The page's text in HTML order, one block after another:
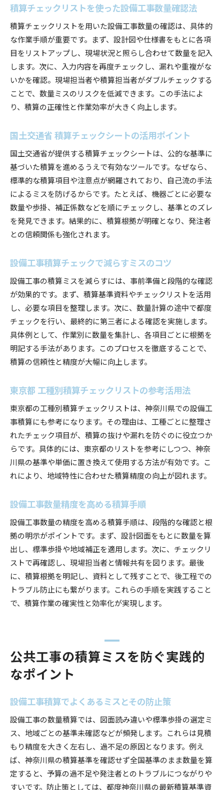
積算チェックリストを使った設備工事数量確認法
積算チェックリストを用いた設備工事数量の確認は、具体的
な作業手順が重要です。まず、設計図や仕様書をもとに各項
目をリストアップし、現場状況と照らし合わせて数量を記入
します。次に、入力内容を再度チェックし、漏れや重複がな
いかを確認。現場担当者や積算担当者がダブルチェックする
ことで、数量ミスのリスクを低減できます。この手法によ
り、積算の正確性と作業効率が大きく向上します。
国土交通省 積算チェックシートの活用ポイント
国土交通省が提供する積算チェックシートは、公的な基準に
基づいた積算を進めるうえで有効なツールです。なぜなら、
標準的な積算項目や注意点が網羅されており、自己流の手法
によるミスを防げるからです。たとえば、機器ごとに必要な
数量や歩掛、補正係数などを順にチェックし、基準とのズレ
を発見できます。結果的に、積算根拠が明確となり、発注者
との信頼関係も強化されます。
設備工事積算チェックで減らすミスのコツ
設備工事の積算ミスを減らすには、事前準備と段階的な確認
が効果的です。まず、積算基準資料やチェックリストを活用
し、必要な項目を整理します。次に、数量計算の途中で都度
チェックを行い、最終的に第三者による確認を実施します。
具体例として、作業別に数量を集計し、各項目ごとに根拠を
明記する手法があります。このプロセスを徹底することで、
積算の信頼性と精度が大幅に向上します。
東京都 工種別積算チェックリストの参考活用法
東京都の工種別積算チェックリストは、神奈川県での設備工
事積算にも参考になります。その理由は、工種ごとに整理さ
れたチェック項目が、積算の抜けや漏れを防ぐのに役立つか
らです。具体的には、東京都のリストを参考にしつつ、神奈
川県の基準や単価に置き換えて使用する方法が有効です。こ
れにより、地域特性に合わせた積算精度の向上が図れます。
設備工事数量精度を高める積算手順
設備工事数量の精度を高める積算手順は、段階的な確認と根
拠の明示がポイントです。まず、設計図面をもとに数量を算
出し、標準歩掛や地域補正を適用します。次に、チェックリ
ストで再確認し、現場担当者と情報共有を図ります。最後
に、積算根拠を明記し、資料として残すことで、後工程での
トラブル防止にも繋がります。これらの手順を実践すること
で、積算作業の確実性と効率化が実現します。
公共工事の積算ミスを防ぐ実践的
なポイント
設備工事積算でよくあるミスとその防止策
設備工事の数量積算では、図面読み違いや標準歩掛の選定ミ
ス、地域ごとの基準未確認などが頻発します。これらは見積
もり精度を大きく左右し、過不足の原因となります。例え
ば、神奈川県の積算基準を確認せず全国基準のまま数量を算
定すると、予算の過不足や発注者とのトラブルにつながりや
すいです。防止策としては、都度神奈川県の最新積算基準資